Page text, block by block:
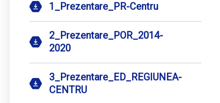
1_Prezentare_PR-Centru
2_Prezentare_POR_2014-
2020
3_Prezentare_ED_REGIUNEA-
CENTRU